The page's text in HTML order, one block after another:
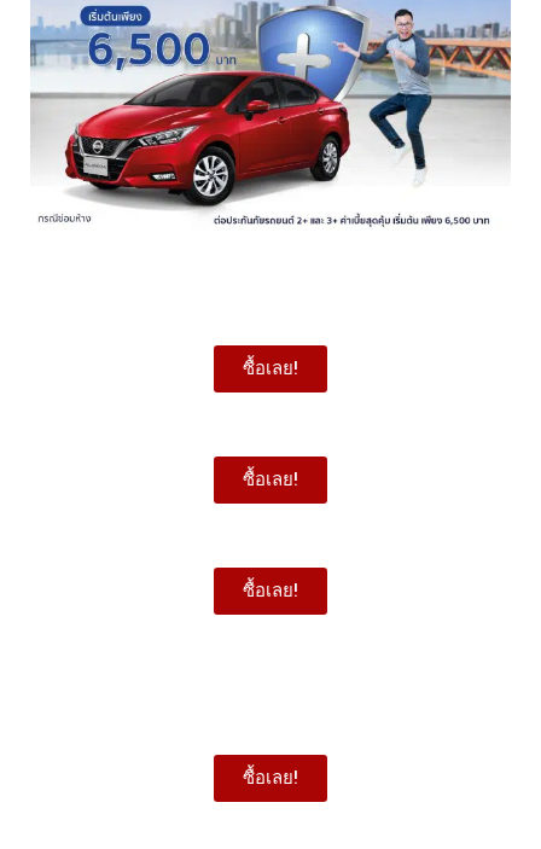
ซื้อเลย!
ซื้อเลย!
ซื้อเลย!
ซื้อเลย!